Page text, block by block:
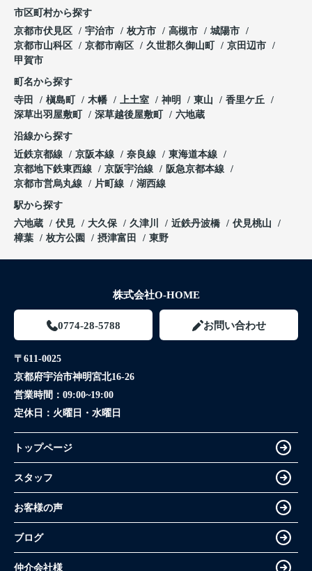
市区町村から探す
京都市伏見区
宇治市 枚方市 高槻市
城陽市
京都市山科区
京都市南区 久世郡久御山町
京田辺市
甲賀市
町名から探す
寺田
槇島町 木幡 上土室 神明 東山
香里ケ丘
深草出羽屋敷町
深草越後屋敷町 六地蔵
沿線から探す
近鉄京都線
京阪本線 奈良線
東海道本線
京都地下鉄東西線
京阪宇治線
阪急京都本線
京都市営烏丸線
片町線 湖西線
駅から探す
六地蔵
伏見 大久保 久津川 近鉄丹波橋
伏見桃山
樟葉
枚方公園 摂津富田 東野
株式会社O-HOME
0774-28-5788 お問い合わせ
〒611-0025
京都府宇治市神明宮北16-26
営業時間： 09:00~19:00
定休日： 火曜日・水曜日
トップページ
スタッフ
お客様の声
ブログ
仲介会社様